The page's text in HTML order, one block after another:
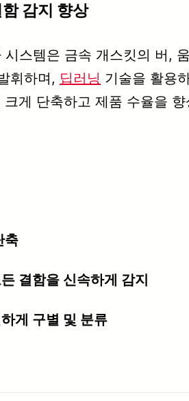
감지 향상
스템은 금속 개스킷의 버,
휘하며, 딥러닝 기술을 활용
게 단축하고 제품 수율을 향
축
결함을 신속하게 감지
게 구별 및 분류